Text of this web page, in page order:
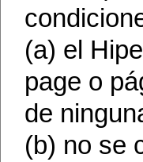
(a) el
page o
de
(b) no se